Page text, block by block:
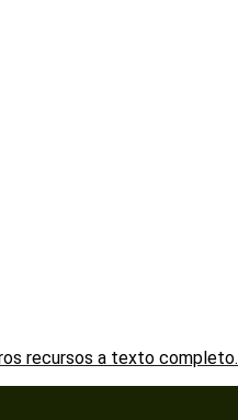
recursos a texto completo.